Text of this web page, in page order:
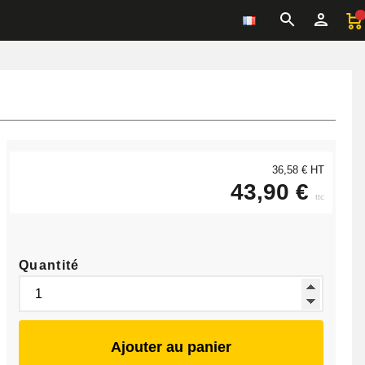
36,58 € HT
43,90 € ttc
Quantité
Ajouter au panier